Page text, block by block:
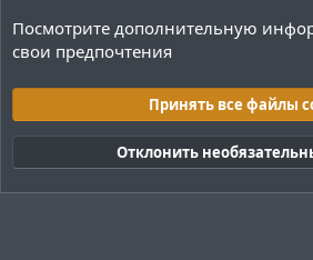
Поиск плагинов Paper
Тёмная (2020)
Русский
Обратная связь
Условия и правила
Политика конфиденциальности
Посмотрите дополнительную
свои предпочтения
Принять все файлы
Отклонить